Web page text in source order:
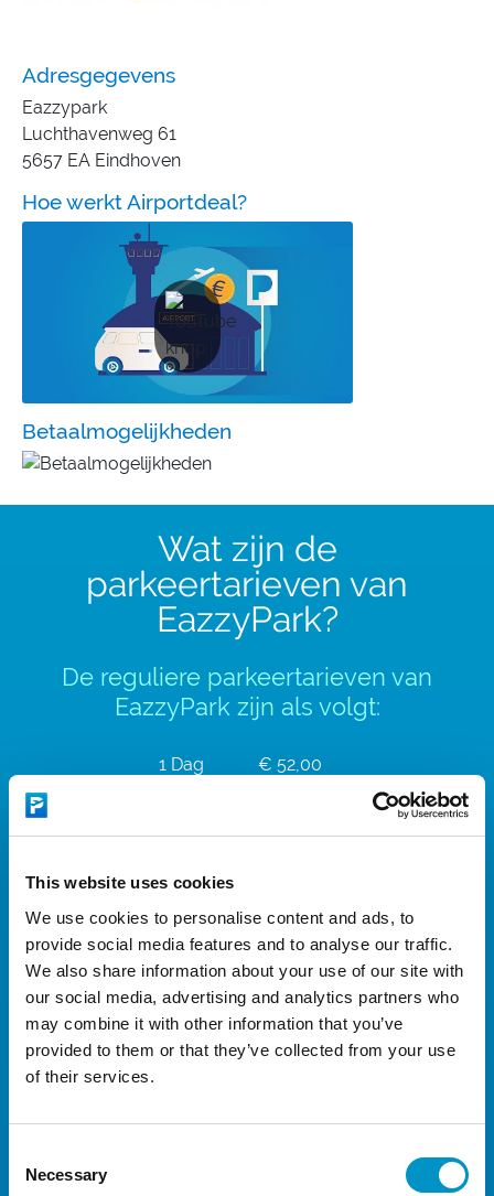
This website uses cookies
We use cookies to personalise content and ads, to
provide social media features and to analyse our traffic.
We also share information about your use of our site with
our social media, advertising and analytics partners who
may combine it with other information that you’ve
provided to them or that they’ve collected from your use
of their services.
Selection
Necessary
Adresgegevens
Eazzypark
Luchthavenweg 61
5657 EA Eindhoven
Hoe werkt Airportdeal?
Betaalmogelijkheden
Wat zijn de
parkeertarieven van
EazzyPark?
De reguliere parkeertarieven van
EazzyPark zijn als volgt:
1 Dag
€ 52,00
4 Dagen
5 Dagen
€ 56,50
6 Dagen
€ 59,00
7 Dagen
€ 63,00
8 Dagen
€ 66,00